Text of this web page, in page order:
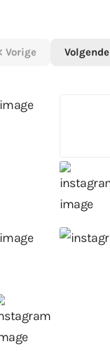
Vorige Volgende